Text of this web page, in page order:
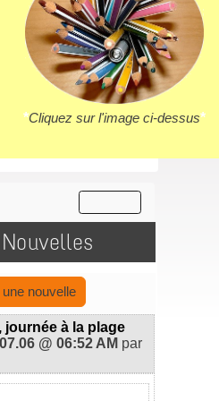
*Cliquez sur l'image ci-dessus*
nouvelle
journée à la plage
@ 06:52 AM par